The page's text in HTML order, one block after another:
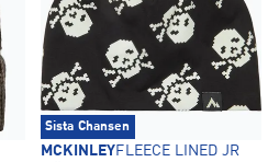
Sista Chansen
MCKINLEYFLEECE LINED JR